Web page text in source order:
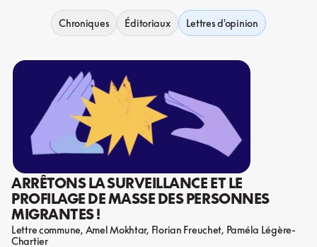
Chroniques Éditoriaux Lettres d'opinion
ARRÊTONS LA SURVEILLANCE ET LE
PROFILAGE DE MASSE DES PERSONNES
MIGRANTES !
Lettre commune Amel Mokhtar Florian Freuchet Paméla Légère-
Chartier